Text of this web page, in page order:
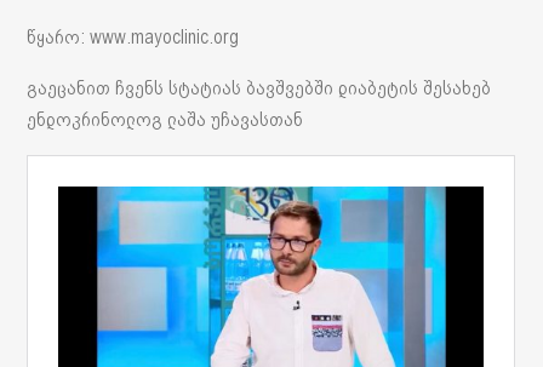
წყარო: www.mayoclinic.org
გაეცანით ჩვენს სტატიას ბავშვებში დიაბეტის შესახებ
ენდოკრინოლოგ ლაშა უჩავასთან